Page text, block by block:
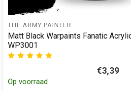
THE ARMY PAINTER
Matt Black Warpaints Fanatic
WP3001
€3,39
Op voorraad